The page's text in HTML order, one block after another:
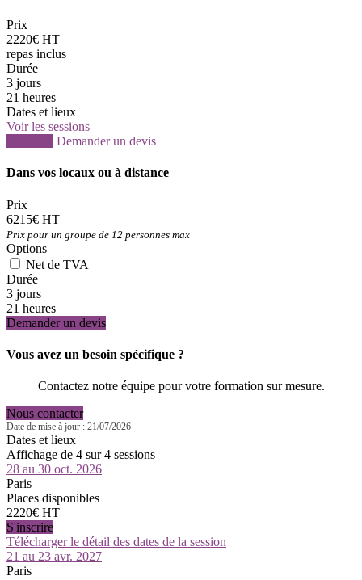
Prix
2220€ HT
repas inclus
Durée
3 jours
21 heures
Dates et lieux
Voir les sessions
Demander un devis
Dans vos locaux ou à distance
Prix
6215€ HT
Prix pour un groupe de 12 personnes max
Options
Net de TVA
Durée
3 jours
21 heures
Demander un devis
Vous avez un besoin spécifique ?
Contactez notre équipe pour votre formation sur mesure.
Nous contacter
Date de mise à jour : 21/07/2026
Dates et lieux
Affichage de 4 sur 4 sessions
28 au 30 oct. 2026
Paris
Places disponibles
2220€ HT
S'inscrire
Télécharger le détail des dates de la session
21 au 23 avr. 2027
Paris